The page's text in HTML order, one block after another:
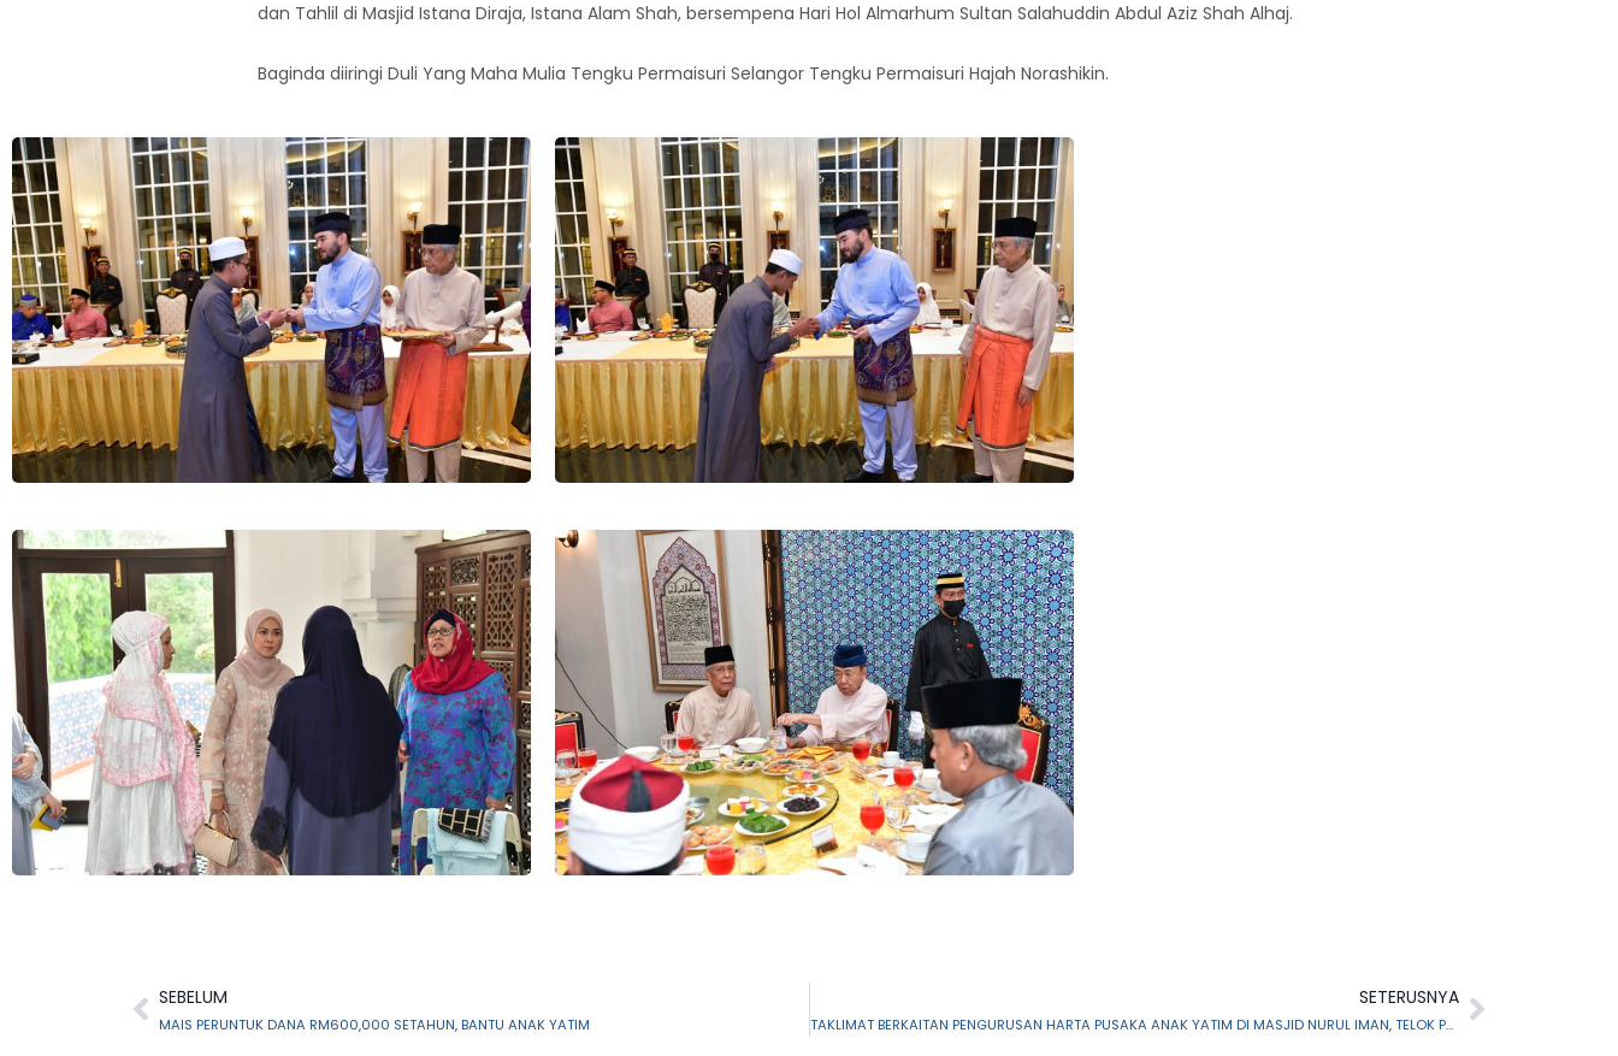
dan Tahlil di Masjid Istana Diraja, Istana Alam Shah, bersempena Hari Hol Almarhum Sultan Salahuddin Abdul Aziz Shah Alhaj.
Baginda diiringi Duli Yang Maha Mulia Tengku Permaisuri Selangor Tengku Permaisuri Hajah Norashikin.
SEBELUM
MAIS PERUNTUK DANA RM600,000 SETAHUN, BANTU ANAK YATIM
SETERUSNYA
TAKLIMAT BERKAITAN PENGURUSAN HARTA PUSAKA ANAK YATIM DI MASJID NURUL IMAN, TELOK PANGLIMA GARANG